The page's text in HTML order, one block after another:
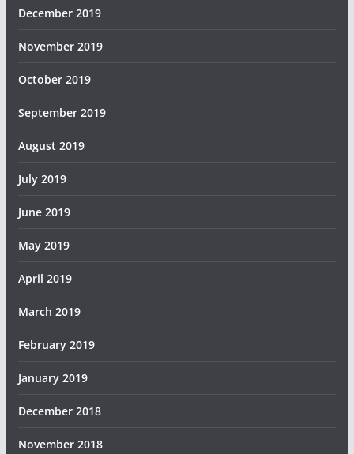
December 2019
November 2019
October 2019
September 2019
August 2019
July 2019
June 2019
May 2019
April 2019
March 2019
February 2019
January 2019
December 2018
November 2018